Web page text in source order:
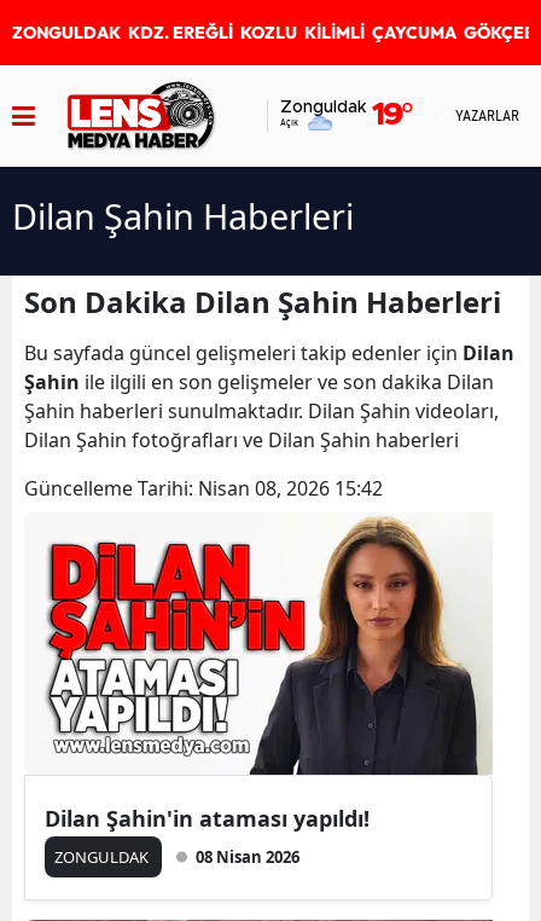
ZONGULDAK KDZ. EREĞLİ KOZLU KİLİMLİ ÇAYCUMA
Zonguldak
Açık 19° YAZARLAR
Dilan Şahin Haberleri
Son Dakika Dilan Şahin Haberleri
Bu sayfada güncel gelişmeleri takip edenler için Dilan
Şahin ile ilgili en son gelişmeler ve son dakika Dilan
Şahin haberleri sunulmaktadır. Dilan Şahin videoları,
Dilan Şahin fotoğrafları ve Dilan Şahin haberleri
Güncelleme Tarihi: Nisan 08, 2026 15:42
Dilan Şahin'in ataması yapıldı!
ZONGULDAK 08 Nisan 2026